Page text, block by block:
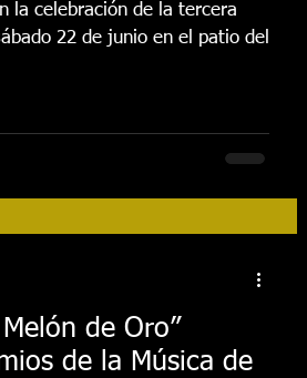
FESTIVAL 2026
la celebración de la tercera
22 de junio en el patio del
de Oro”
de la Música de